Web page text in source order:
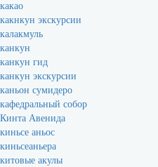
какао
какнкун экскурсии
калакмуль
канкун
канкун гид
канкун экскурсии
каньон сумидеро
кафедральный собор
Кинта Авенида
киньсе аньос
киньсеаньера
китовые акулы